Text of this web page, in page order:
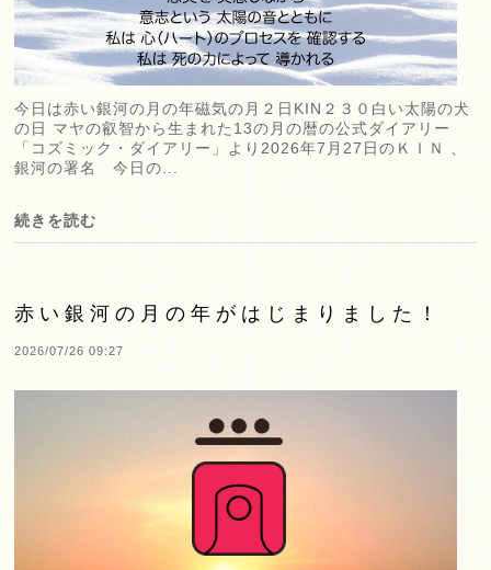
今日は赤い銀河の月の年磁気の月２日KIN２３０白い太陽の犬
の日 マヤの叡智から生まれた13の月の暦の公式ダイアリー
「コズミック・ダイアリー」より2026年7月27日のＫＩＮ 、
銀河の署名 今日の...
続きを読む
赤い銀河の月の年がはじまりました！
2026/07/26 09:27